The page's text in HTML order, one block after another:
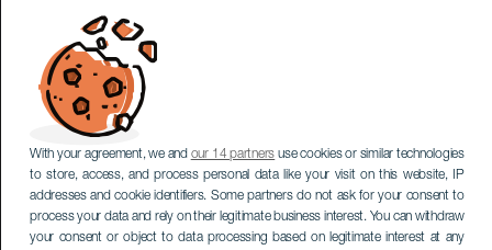
With your agreement, we and our 14 partners use cookies or similar technologies
to store, access, and process personal data like your visit on this website, IP
addresses and cookie identifiers. Some partners do not ask for your consent to
process your data and rely on their legitimate business interest. You can withdraw
your consent or object to data processing based on legitimate interest at any